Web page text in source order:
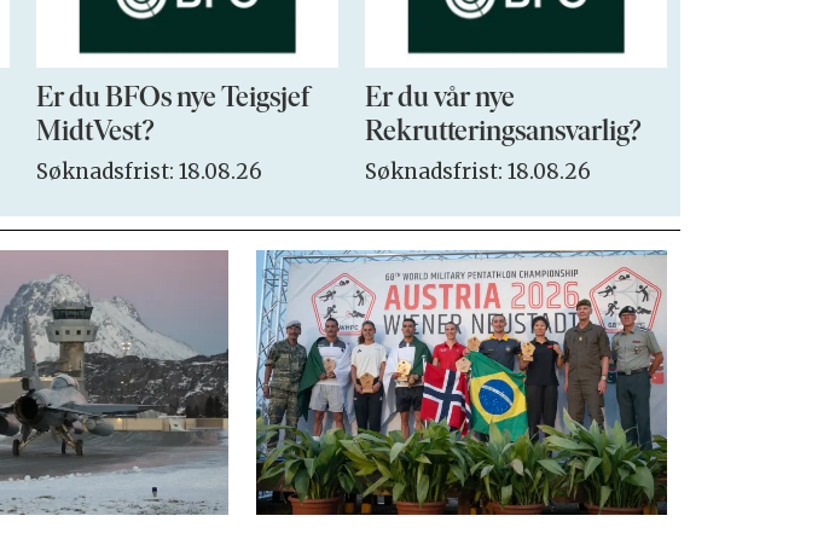
Er du BFOs nye Teigsjef
MidtVest?
Søknadsfrist: 18.08.26
Er du vår nye
Rekrutteringsansvarlig?
Søknadsfrist: 18.08.26